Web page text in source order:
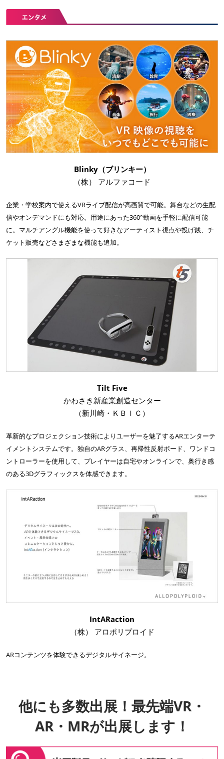
Blinky（ブリンキー）
（株） アルファコード
企業・学校案内で使えるVRライブ配信が高画質で可能。舞台などの生配
信やオンデマンドにも対応。用途にあった360°動画を手軽に配信可能
に。マルチアングル機能を使って好きなアーティスト視点や投げ銭、チ
ケット販売などさまざまな機能も追加。
Tilt Five
かわさき新産業創造センター
（新川崎・ＫＢＩＣ）
革新的なプロジェクション技術によりユーザーを魅了するARエンターテ
イメントシステムです。独自のARグラス、再帰性反射ボード、ワンドコ
ントローラーを使用して、プレイヤーは自宅やオンラインで、奥行き感
のある3Dグラフィックスを体感できます。
IntARaction
（株） アロポリプロイド
ARコンテンツを体験できるデジタルサイネージ。
他にも多数出展！最先端VR・
AR・MRが出展します！